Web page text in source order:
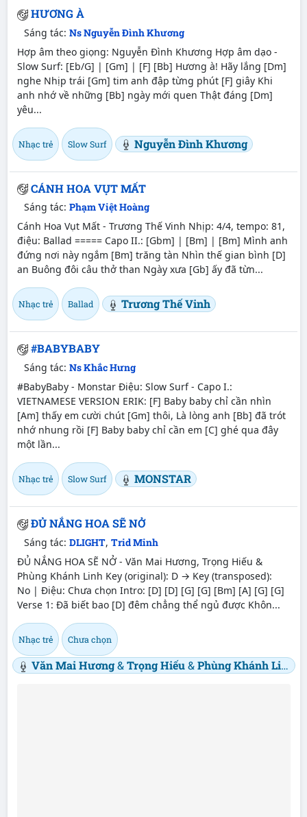
HƯƠNG À
Sáng tác: Ns Nguyễn Đình Khương
Hợp âm theo giọng: Nguyễn Đình Khương Hợp âm dạo -
Slow Surf: [Eb/G] | [Gm] | [F] [Bb] Hương à! Hãy lắng [Dm]
nghe Nhịp trái [Gm] tim anh đập từng phút [F] giây Khi
anh nhớ về những [Bb] ngày mới quen Thật đáng [Dm]
yêu...
Nhạc trẻ Slow Surf Nguyễn Đình Khương
CÁNH HOA VỤT MẤT
Sáng tác: Phạm Việt Hoàng
Cánh Hoa Vụt Mất - Trương Thế Vinh Nhịp: 4/4, tempo: 81,
điệu: Ballad ===== Capo II.: [Gbm] | [Bm] | [Bm] Mình anh
đứng nơi này ngắm [Bm] trăng tàn Nhìn thế gian bình [D]
an Buông đôi câu thở than Ngày xưa [Gb] ấy đã từn...
Nhạc trẻ Ballad Trương Thế Vinh
#BABYBABY
Sáng tác: Ns Khắc Hưng
#BabyBaby - Monstar Điệu: Slow Surf - Capo I.:
VIETNAMESE VERSION ERIK: [F] Baby baby chỉ cần nhìn
[Am] thấy em cười chút [Gm] thôi, Là lòng anh [Bb] đã trót
nhớ nhung rồi [F] Baby baby chỉ cần em [C] ghé qua đây
một lần...
Nhạc trẻ Slow Surf MONSTAR
ĐỦ NẮNG HOA SẼ NỞ
Sáng tác: DLIGHT, Trid Minh
ĐỦ NẮNG HOA SẼ NỞ - Văn Mai Hương, Trọng Hiếu &
Phùng Khánh Linh Key (original): D → Key (transposed):
No | Điệu: Chưa chọn Intro: [D] [D] [G] [G] [Bm] [A] [G] [G]
Verse 1: Đã biết bao [D] đêm chẳng thể ngủ được Khôn...
Nhạc trẻ Chưa chọn
Văn Mai Hương&Trọng Hiếu&Phùng Khánh Linh